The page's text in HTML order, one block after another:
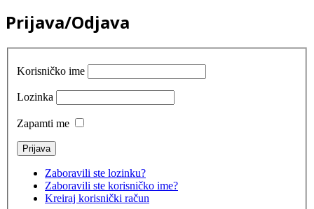
Prijava/Odjava
Korisničko ime
Lozinka
Zapamti me
Zaboravili ste lozinku?
Zaboravili ste korisničko ime?
Kreiraj korisnički račun